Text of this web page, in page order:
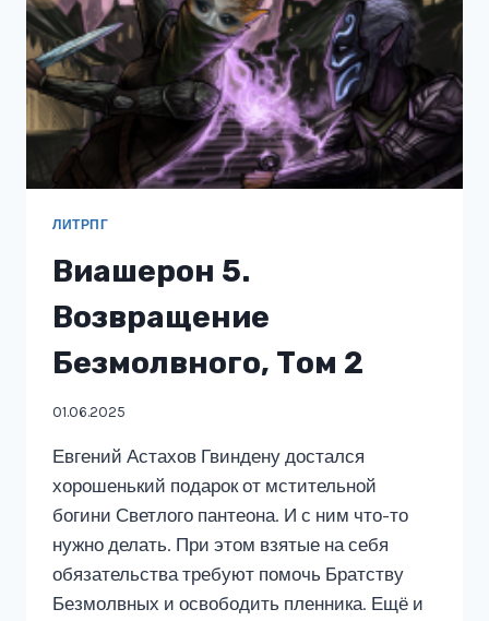
ЛИТРПГ
Виашерон 5.
Возвращение
Безмолвного, Том 2
01.06.2025
Евгений Астахов Гвиндену достался
хорошенький подарок от мстительной
богини Светлого пантеона. И с ним что-то
нужно делать. При этом взятые на себя
обязательства требуют помочь Братству
Безмолвных и освободить пленника. Ещё и